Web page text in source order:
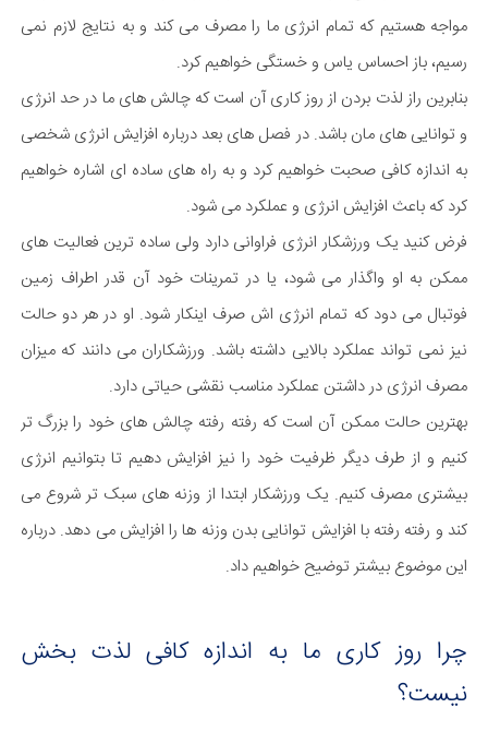
مواجه هستیم که تمام انرژی ما را مصرف می کند و به نتایج لازم نمی
رسیم، باز احساس یاس و خستگی خواهیم کرد.
بنابرین راز لذت بردن از روز کاری آن است که چالش های ما در حد انرژی
و توانایی های مان باشد. در فصل های بعد درباره افزایش انرژی شخصی
به اندازه کافی صحبت خواهیم کرد و به راه های ساده ای اشاره خواهیم
کرد که باعث افزایش انرژی و عملکرد می شود.
فرض کنید یک ورزشکار انرژی فراوانی دارد ولی ساده ترین فعالیت های
ممکن به او واگذار می شود، یا در تمرینات خود آن قدر اطراف زمین
فوتبال می دود که تمام انرژی اش صرف اینکار شود. او در هر دو حالت
نیز نمی تواند عملکرد بالایی داشته باشد. ورزشکاران می دانند که میزان
مصرف انرژی در داشتن عملکرد مناسب نقشی حیاتی دارد.
بهترین حالت ممکن آن است که رفته رفته چالش های خود را بزرگ تر
کنیم و از طرف دیگر ظرفیت خود را نیز افزایش دهیم تا بتوانیم انرژی
بیشتری مصرف کنیم. یک ورزشکار ابتدا از وزنه های سبک تر شروع می
کند و رفته رفته با افزایش توانایی بدن وزنه ها را افزایش می دهد. درباره
این موضوع بیشتر توضیح خواهیم داد.
چرا روز کاری ما به اندازه کافی لذت بخش
نیست؟